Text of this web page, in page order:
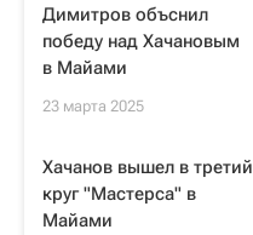
Димитров объснил
победу над Хачановым
в Майами
23 марта 2025
Хачанов вышел в третий
круг "Мастерса" в
Майами